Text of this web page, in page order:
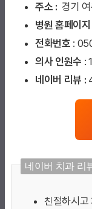
주소 : 경기
병원 홈페이지
전화번호 :
의사 인원수 :
네이버 리뷰 :
네이버 치과 리
친절하시고